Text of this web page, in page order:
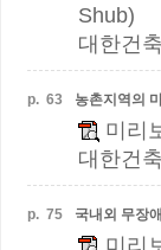
Shub)
대한건
p. 63 농촌지역의
미리
대한건
p. 75 국내외 무장
미리